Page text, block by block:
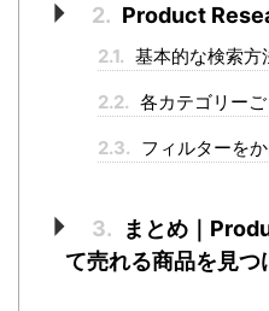
2. Product
2.1. 基本的な検索方
2.2. 各カテゴリー
2.3. フィルターを
3.
まとめ｜
て売れる商品を見つ